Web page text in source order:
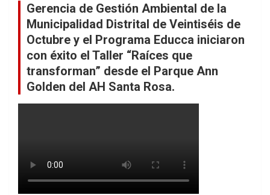
Gerencia de Gestión Ambiental de la
Municipalidad Distrital de Veintiséis de
Octubre y el Programa Educca iniciaron
con éxito el Taller “Raíces que
transforman” desde el Parque Ann
Golden del AH Santa Rosa.